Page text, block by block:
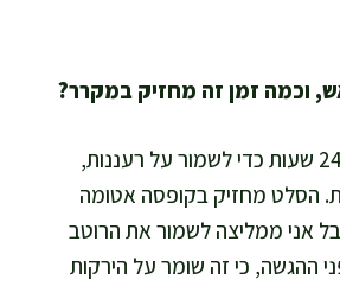
אני מכינה מראש עד 24 שעות כדי לשמור על רעננות,
הסלט מחזיק בקופסה אטומה
ימים, אבל אני ממליצה לשמור את הרוטב
ההגשה, כי זה שומר על הירקות